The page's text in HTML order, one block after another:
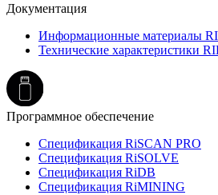
Документация
Информационные материалы
Технические характеристики
Программное обеспечение
Спецификация RiSCAN PRO
Спецификация RiSOLVE
Спецификация RiDB
Спецификация RiMINING